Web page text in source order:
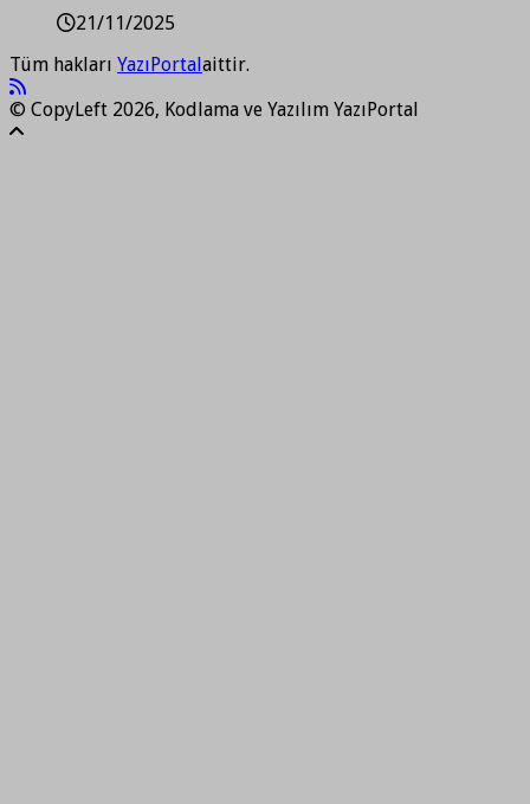
21/11/2025
Tüm hakları YazıPortalaittir.
© CopyLeft 2026, Kodlama ve Yazılım YazıPortal